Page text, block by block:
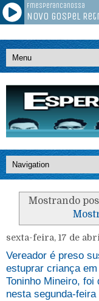
Mostrando
sexta-feira, 17 de
Vereador é preso
estuprar criança em
Toninho Mineiro, foi
nesta segunda-feira